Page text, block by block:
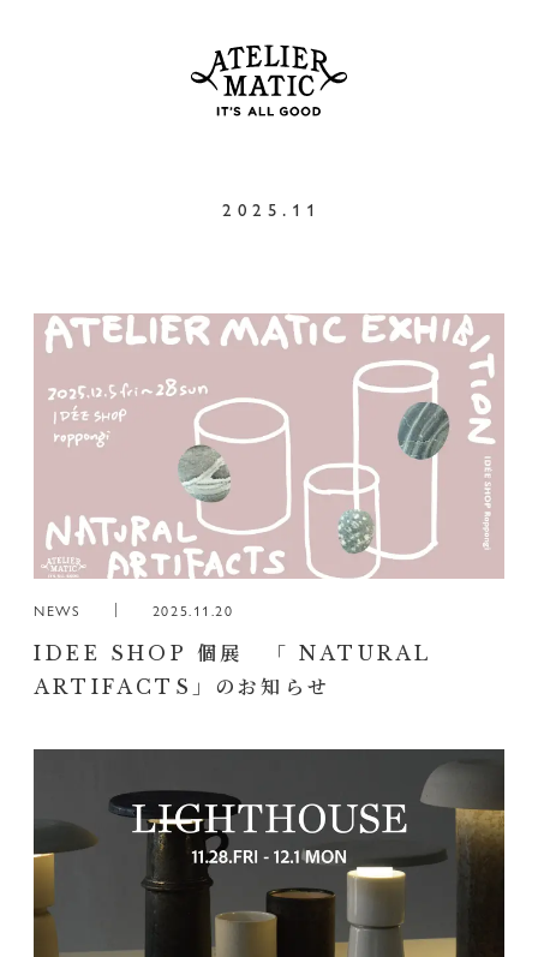
2025.11
NEWS 2025.11.20
IDEE SHOP 個展 「 NATURAL
ARTIFACTS」のお知らせ